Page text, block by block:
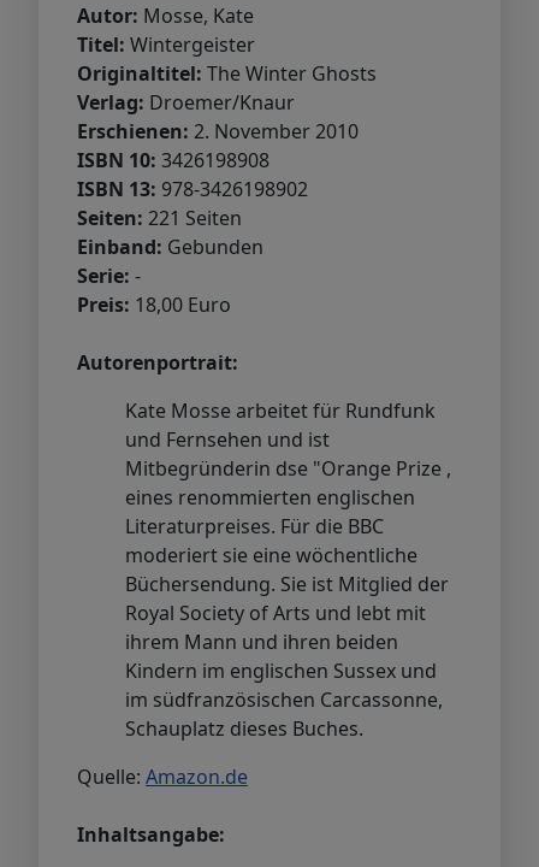
Autor: Mosse, Kate
Titel: Wintergeister
Originaltitel: The Winter Ghosts
Verlag: Droemer/Knaur
Erschienen: 2. November 2010
ISBN 10: 3426198908
ISBN 13: 978-3426198902
Seiten: 221 Seiten
Einband: Gebunden
Serie: -
Preis: 18,00 Euro
Autorenportrait:
Kate Mosse arbeitet für Rundfunk
und Fernsehen und ist
Mitbegründerin dse "Orange Prize ,
eines renommierten englischen
Literaturpreises. Für die BBC
moderiert sie eine wöchentliche
Büchersendung. Sie ist Mitglied der
Royal Society of Arts und lebt mit
ihrem Mann und ihren beiden
Kindern im englischen Sussex und
im südfranzösischen Carcassonne,
Schauplatz dieses Buches.
Quelle: Amazon.de
Inhaltsangabe: